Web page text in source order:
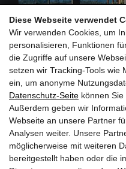
Diese Webseite verwendet
Wir verwenden Cookies, um
personalisieren, Funktionen
die Zugriffe auf unsere
setzen wir Tracking-Tools wie
ein, um anonyme
Datenschutz-Seite können Sie
Außerdem geben wir
Webseite an unsere Partner
Analysen weiter. Unsere
möglicherweise mit weiteren
bereitgestellt haben oder die
Jetzt zum